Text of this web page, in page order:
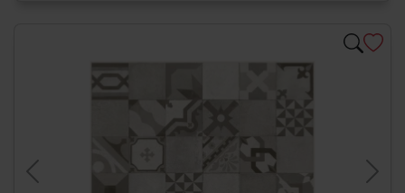
Previous Next